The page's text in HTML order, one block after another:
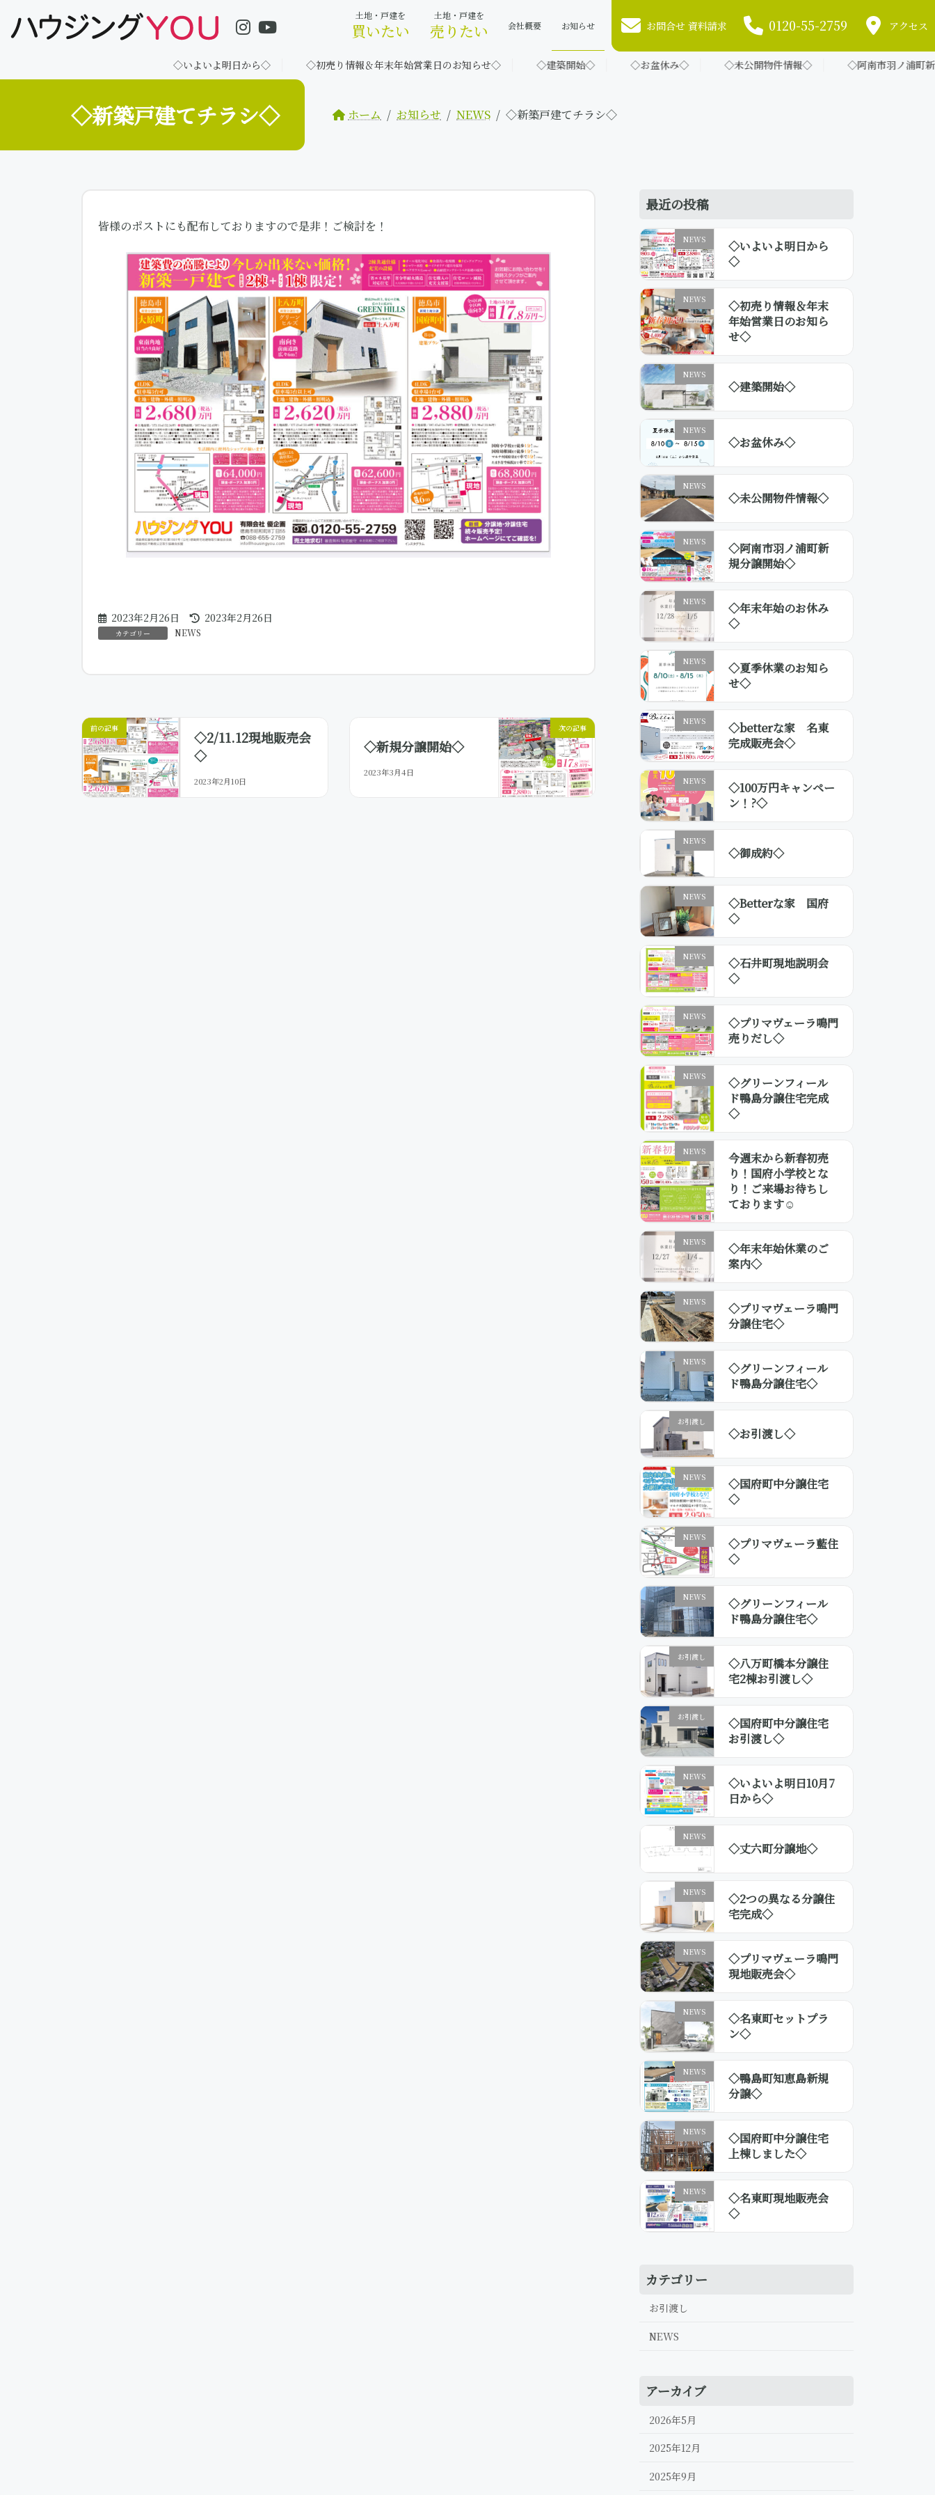
プ
動
土地・戸建を
買いたい
土地・戸建を
売りたい 会社概要 お知らせ お問合せ 資料請求 0120-55-2759 アクセス
◇初売り情報＆年末年始営業日のお知らせ◇ ◇建築開始◇ ◇お盆休み◇ ◇未公開物件情報◇ ◇阿南市羽ノ浦町新規分譲開始◇ ◇年末年始の
◇新築戸建てチラシ◇ ホーム お知らせ NEWS ◇新築戸建てチラシ◇
皆様のポストにも配布しておりますので是非！ご検討を！
2023年2月26日
最
2023年2月26日
カテゴリー NEWS
前の記事
◇2/11.12現地販売会
◇
2023年2月10日
次の記事
◇新規分譲開始◇
2023年3月4日
最近の投稿
NEWS
◇いよいよ明日から
◇
NEWS
◇初売り情報＆年末
年始営業日のお知ら
せ◇
NEWS
◇建築開始◇
NEWS
◇お盆休み◇
NEWS
◇未公開物件情報◇
NEWS
◇阿南市羽ノ浦町新
規分譲開始◇
NEWS
◇年末年始のお休み
◇
NEWS
◇夏季休業のお知ら
せ◇
NEWS
◇betterな家 名東
完成販売会◇
NEWS
◇100万円キャンペー
ン！?◇
NEWS
◇御成約◇
NEWS
◇Betterな家 国府
◇
NEWS
◇石井町現地説明会
◇
NEWS
◇プリマヴェーラ鳴門
売りだし◇
NEWS
◇グリーンフィール
ド鴨島分譲住宅完成
◇
NEWS
今週末から新春初売
り！国府小学校とな
り！ご来場お待ちし
ております☺
NEWS
◇年末年始休業のご
案内◇
NEWS
◇プリマヴェーラ鳴門
分譲住宅◇
NEWS
◇グリーンフィール
ド鴨島分譲住宅◇
お引渡し
◇お引渡し◇
NEWS
◇国府町中分譲住宅
◇
NEWS
◇プリマヴェーラ藍住
◇
NEWS
◇グリーンフィール
ド鴨島分譲住宅◇
お引渡し
◇八万町橋本分譲住
宅2棟お引渡し◇
お引渡し
◇国府町中分譲住宅
お引渡し◇
NEWS
◇いよいよ明日10月7
日から◇
NEWS
◇丈六町分譲地◇
NEWS
◇2つの異なる分譲住
宅完成◇
NEWS
◇プリマヴェーラ鳴門
現地販売会◇
NEWS
◇名東町セットプラ
ン◇
NEWS
◇鴨島町知恵島新規
分譲◇
NEWS
◇国府町中分譲住宅
上棟しました◇
NEWS
◇名東町現地販売会
◇
カテゴリー
お引渡し
NEWS
アーカイブ
2026年5月
2025年12月
2025年9月